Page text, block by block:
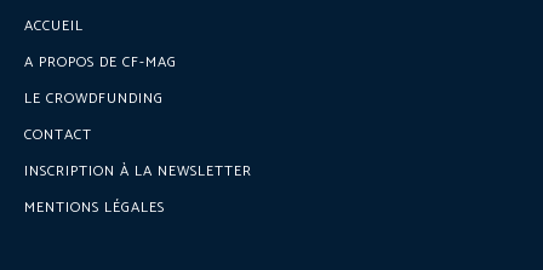
ACCUEIL
A PROPOS DE CF-MAG
LE CROWDFUNDING
CONTACT
INSCRIPTION À LA NEWSLETTER
MENTIONS LÉGALES